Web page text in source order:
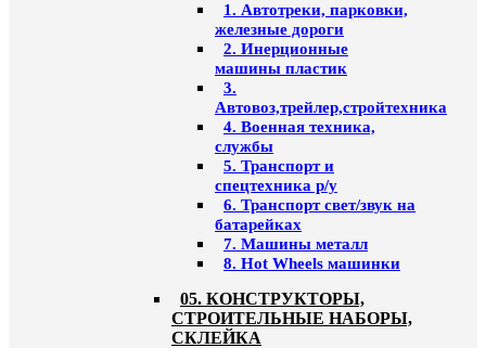
1. Автотреки, парковки,
железные дороги
2. Инерционные
машины пластик
3.
Автовоз,трейлер,стройтехника
4. Военная техника,
службы
5. Транспорт и
спецтехника р/у
6. Транспорт свет/звук на
батарейках
7. Машины металл
8. Hot Wheels машинки
05. КОНСТРУКТОРЫ,
СТРОИТЕЛЬНЫЕ НАБОРЫ,
СКЛЕЙКА